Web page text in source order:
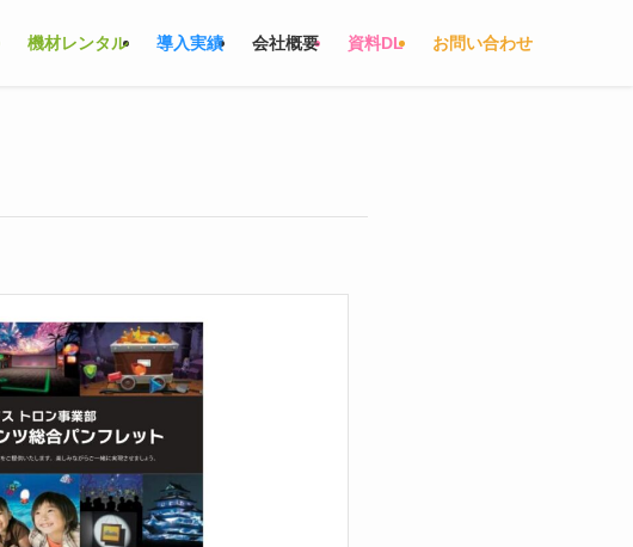
機材レンタル 導入実績 会社概要 資料DL お問い合わせ